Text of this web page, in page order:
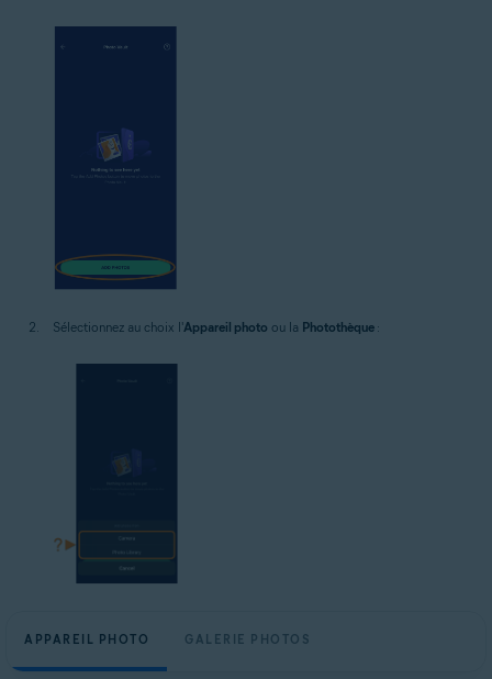
Sélectionnez au choix l'Appareil photo ou la Photothèque :
APPAREIL PHOTO GALERIE PHOTOS